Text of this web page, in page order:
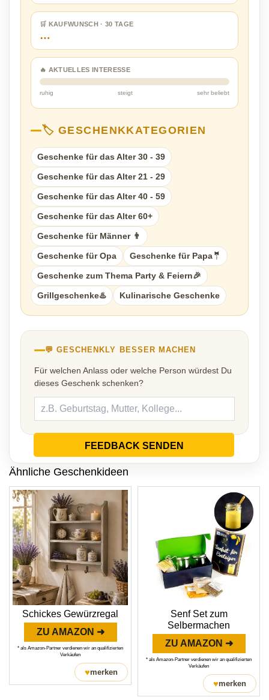
🛒 KAUFWUNSCH · 30 TAGE
…
🔥 AKTUELLES INTERESSE
ruhig steigt sehr beliebt
🏷️ GESCHENKKATEGORIEN
Geschenke für das Alter 30 - 39
Geschenke für das Alter 21 - 29
Geschenke für das Alter 40 - 59
Geschenke für das Alter 60+
Geschenke für Männer 👨
Geschenke für Opa Geschenke für Papa🤵
Geschenke zum Thema Party & Feiern🎉
Grillgeschenke♨️ Kulinarische Geschenke
💬 GESCHENKLY BESSER MACHEN
Für welchen Anlass oder welche Person würdest Du
dieses Geschenk schenken?
FEEDBACK SENDEN
Ähnliche Geschenkideen
Schickes Gewürzregal
ZU AMAZON ➜
* als Amazon-Partner verdienen wir an qualifizierten
Verkäufen
♥merken
Senf Set zum
Selbermachen
ZU AMAZON ➜
* als Amazon-Partner verdienen wir an qualifizierten
Verkäufen
♥merken